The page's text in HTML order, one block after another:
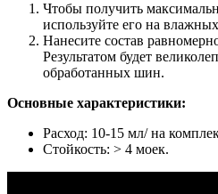
Чтобы получить
используйте его на
Нанесите состав
Результатом будет
обработанных шин.
Основные характеристики:
Расход: 10-15 мл/ на
Стойкость: > 4 моек.